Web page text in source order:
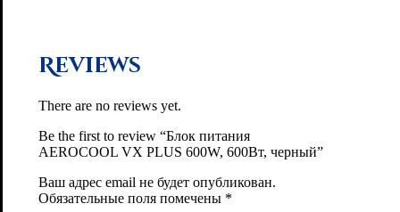
Reviews
There are no reviews yet.
Be the first to review “Блок питания
AEROCOOL VX PLUS 600W, 600Вт, черный”
Ваш адрес email не будет опубликован.
Обязательные поля помечены *